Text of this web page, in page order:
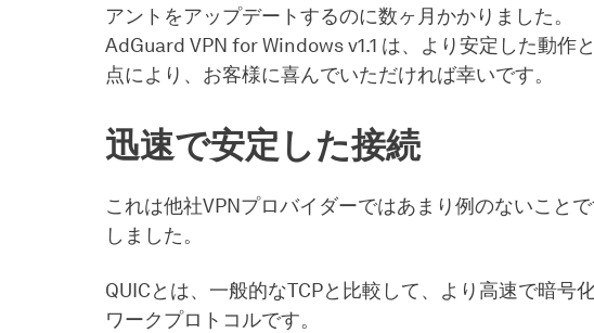
アントをアップデートするのに数ヶ月かかりました。
AdGuard VPN for Windows v1.1 は、より安定した動作
点により、お客様に喜んでいただければ幸いです。
迅速で安定した接続
これは他社VPNプロバイダーではあまり例のないこと
しました。
QUICとは、一般的なTCPと比較して、より高速で暗号
ワークプロトコルです。